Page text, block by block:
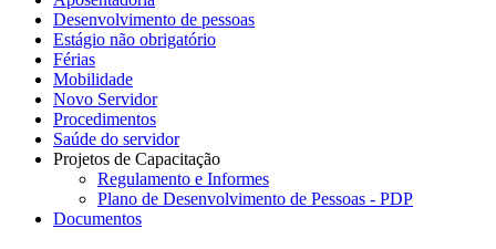
Desenvolvimento de pessoas
Estágio não obrigatório
Férias
Mobilidade
Novo Servidor
Procedimentos
Saúde do servidor
Projetos de Capacitação
Regulamento e Informes
Plano de Desenvolvimento de Pessoas - PDP
Documentos